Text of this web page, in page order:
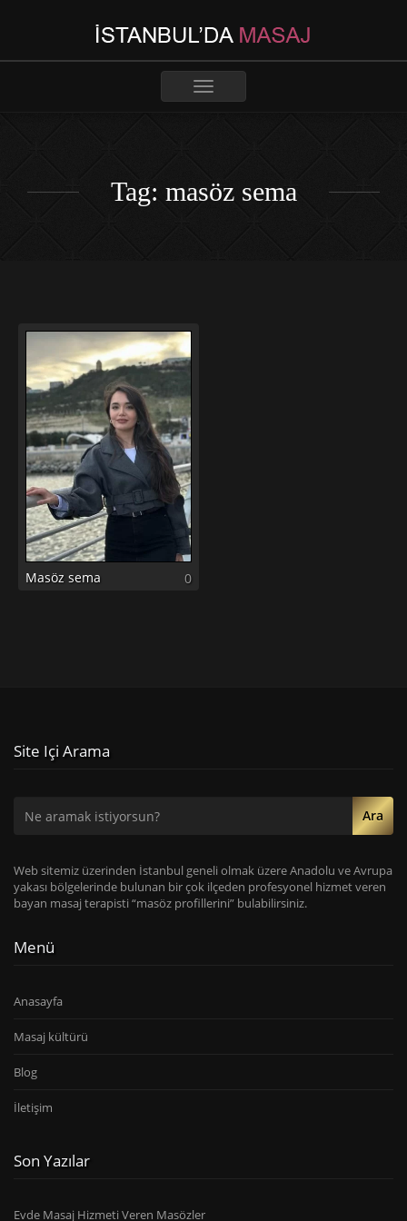
Toggle
Tag: masöz sema
Masöz sema 0
Site Içi Arama
Ara
Web sitemiz üzerinden İstanbul geneli olmak üzere Anadolu ve Avrupa
yakası bölgelerinde bulunan bir çok ilçeden profesyonel hizmet veren
bayan masaj terapisti “masöz profillerini” bulabilirsiniz.
Menü
Anasayfa
Masaj kültürü
Blog
İletişim
Son Yazılar
Evde Masaj Hizmeti Veren Masözler